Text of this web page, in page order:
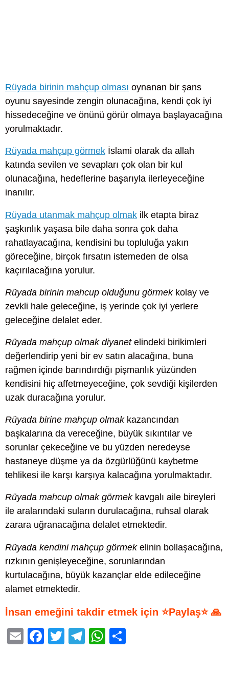
Rüyada birinin mahçup olması oynanan bir şans
oyunu sayesinde zengin olunacağına, kendi çok iyi
hissedeceğine ve önünü görür olmaya başlayacağına
yorulmaktadır.
Rüyada mahçup görmek İslami olarak da allah
katında sevilen ve sevapları çok olan bir kul
olunacağına, hedeflerine başarıyla ilerleyeceğine
inanılır.
Rüyada utanmak mahçup olmak ilk etapta biraz
şaşkınlık yaşasa bile daha sonra çok daha
rahatlayacağına, kendisini bu topluluğa yakın
göreceğine, birçok fırsatın istemeden de olsa
kaçırılacağına yorulur.
Rüyada birinin mahcup olduğunu görmekkolay ve
zevkli hale geleceğine, iş yerinde çok iyi yerlere
geleceğine delalet eder.
Rüyada mahçup olmak diyanetelindeki birikimleri
değerlendirip yeni bir ev satın alacağına, buna
rağmen içinde barındırdığı pişmanlık yüzünden
kendisini hiç affetmeyeceğine, çok sevdiği kişilerden
uzak duracağına yorulur.
Rüyada birine mahçup olmakkazancından
başkalarına da vereceğine, büyük sıkıntılar ve
sorunlar çekeceğine ve bu yüzden neredeyse
hastaneye düşme ya da özgürlüğünü kaybetme
tehlikesi ile karşı karşıya kalacağına yorulmaktadır.
Rüyada mahcup olmak görmekkavgalı aile bireyleri
ile aralarındaki suların durulacağına, ruhsal olarak
zarara uğranacağına delalet etmektedir.
Rüyada kendini mahçup görmekelinin bollaşacağına,
rızkının genişleyeceğine, sorunlarından
kurtulacağına, büyük kazançlar elde edileceğine
alamet etmektedir.
İnsan emeğini takdir etmek için ⭐Paylaş⭐ 🙏
E
F
T
T
W